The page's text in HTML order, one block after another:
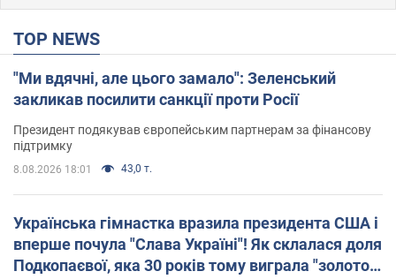
TOP NEWS
"Ми вдячні, але цього замало": Зеленський
закликав посилити санкції проти Росії
Президент подякував європейським партнерам за фінансову
підтримку
8.08.2026 18:01 43,0 т.
Українська гімнастка вразила президента США і
вперше почула "Слава Україні"! Як склалася доля
Подкопаєвої, яка 30 років тому виграла "золото"